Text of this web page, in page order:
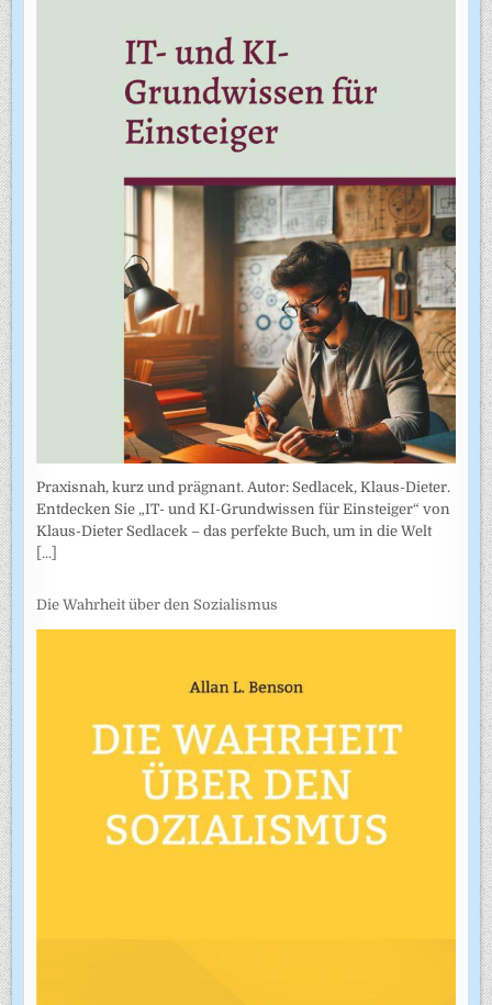
Praxisnah, kurz und prägnant. Autor: Sedlacek, Klaus-Dieter.
Entdecken Sie „IT- und KI-Grundwissen für Einsteiger“ von
Klaus-Dieter Sedlacek – das perfekte Buch, um in die Welt
[...]
Die Wahrheit über den Sozialismus